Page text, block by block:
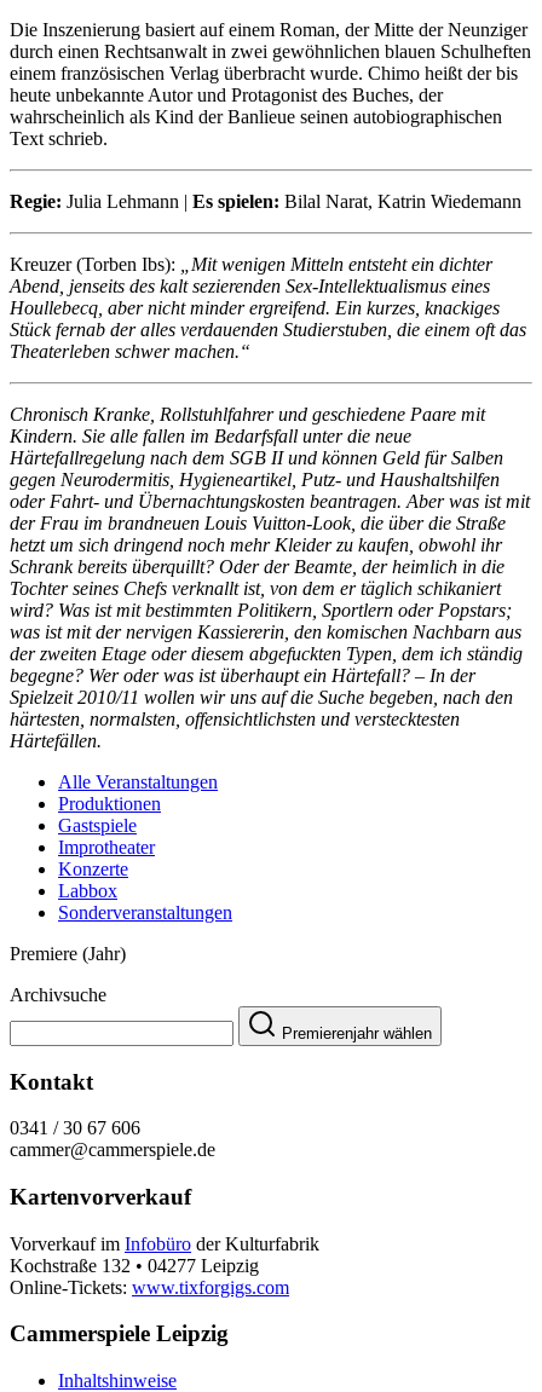
Die Inszenierung basiert auf einem Roman, der Mitte der Neunziger
durch einen Rechtsanwalt in zwei gewöhnlichen blauen Schulheften
einem französischen Verlag überbracht wurde. Chimo heißt der bis
heute unbekannte Autor und Protagonist des Buches, der
wahrscheinlich als Kind der Banlieue seinen autobiographischen
Text schrieb.
Regie: Julia Lehmann | Es spielen: Bilal Narat, Katrin Wiedemann
Kreuzer (Torben Ibs):
„Mit wenigen Mitteln entsteht ein dichter
Abend, jenseits des kalt sezierenden Sex-Intellektualismus eines
Houllebecq, aber nicht minder ergreifend. Ein kurzes, knackiges
Stück fernab der alles verdauenden Studierstuben, die einem oft das
Theaterleben schwer machen.“
Chronisch Kranke, Rollstuhlfahrer und geschiedene Paare mit
Kindern. Sie alle fallen im Bedarfsfall unter die neue
Härtefallregelung nach dem SGB II und können Geld für Salben
gegen Neurodermitis, Hygieneartikel, Putz- und Haushaltshilfen
oder Fahrt- und Übernachtungskosten beantragen. Aber was ist mit
der Frau im brandneuen Louis Vuitton-Look, die über die Straße
hetzt um sich dringend noch mehr Kleider zu kaufen, obwohl ihr
Schrank bereits überquillt? Oder der Beamte, der heimlich in die
Tochter seines Chefs verknallt ist, von dem er täglich schikaniert
wird? Was ist mit bestimmten Politikern, Sportlern oder Popstars;
was ist mit der nervigen Kassiererin, den komischen Nachbarn aus
der zweiten Etage oder diesem abgefuckten Typen, dem ich ständig
begegne? Wer oder was ist überhaupt ein Härtefall? – In der
Spielzeit 2010/11 wollen wir uns auf die Suche begeben, nach den
härtesten, normalsten, offensichtlichsten und verstecktesten
Härtefällen.
Alle Veranstaltungen
Produktionen
Gastspiele
Improtheater
Konzerte
Labbox
Sonderveranstaltungen
Premiere (Jahr)
Archivsuche
Premierenjahr wählen
Kontakt
0341 / 30 67 606
cammer@cammerspiele.de
Kartenvorverkauf
Vorverkauf im Infobüro der Kulturfabrik
Kochstraße 132 • 04277 Leipzig
Online-Tickets: www.tixforgigs.com
Cammerspiele Leipzig
Inhaltshinweise